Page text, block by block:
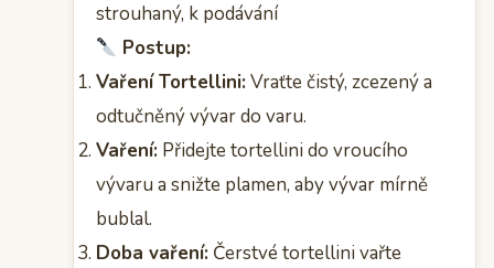
strouhaný, k podávání
Postup:
Vaření Tortellini:Vraťte čistý, zcezený a
odtučněný vývar do varu.
Vaření: Přidejte tortellini do vroucího
vývaru a snižte plamen, aby vývar mírně
bublal.
Doba vaření: Čerstvé tortellini vařte